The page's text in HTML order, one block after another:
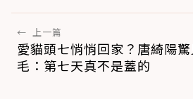
← 上一篇
愛貓頭七悄悄回家？唐綺陽
毛：第七天真不是蓋的